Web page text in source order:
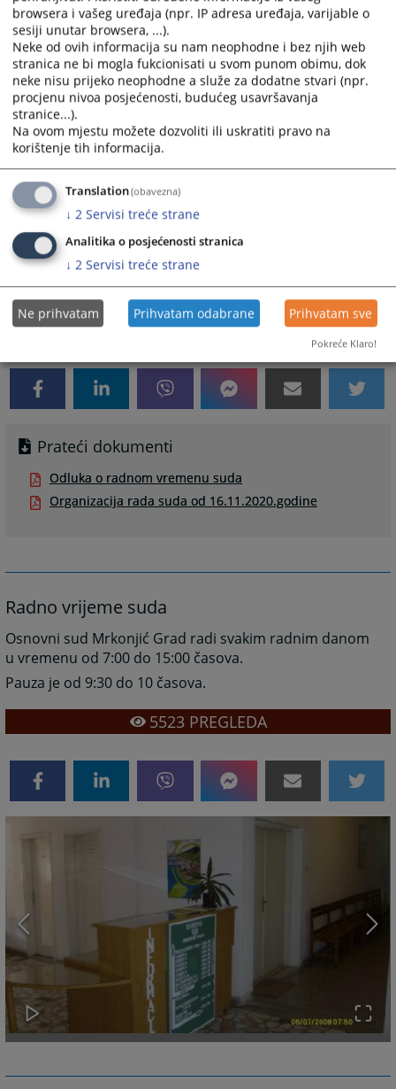
određuje se od 9,30 do 10,00 sati.
5619PREGLEDA
Odluka o radnom vremenu suda
Radno vrijeme Osnovnog suda u Mrkonjić Gradu, od
16.11.2020.godine, je od 8,00 do 14,00 sati. Pauza u
toku radnog vremena, u trajanju od 30 minuta
određuje se od 9,30 do 10,00 sati.
5518PREGLEDA
Prateći dokumenti
Odluka o radnom vremenu suda
Organizacija rada suda od 16.11.2020.godine
Radno vrijeme suda
Osnovni sud Mrkonjić Grad radi svakim radnim danom
u vremenu od 7:00 do 15:00 časova.
Pauza je od 9:30 do 10 časova.
5523PREGLEDA
browsera i vašeg uređaja (npr. IP adresa uređaja, varijable o
sesiji unutar browsera, ...).
Neke od ovih informacija su nam neophodne i bez njih web
stranica ne bi mogla fukcionisati u svom punom obimu, dok
neke nisu prijeko neophodne a služe za dodatne stvari (npr.
procjenu nivoa posjećenosti, budućeg usavršavanja
stranice...).
Na ovom mjestu možete dozvoliti ili uskratiti pravo na
korištenje tih informacija.
Translation(obavezna)
↓ 2 Servisi treće strane
Analitika o posjećenosti stranica
↓ 2 Servisi treće strane
Ne prihvatam Prihvatam odabrane Prihvatam sve
Pokreće Klaro!